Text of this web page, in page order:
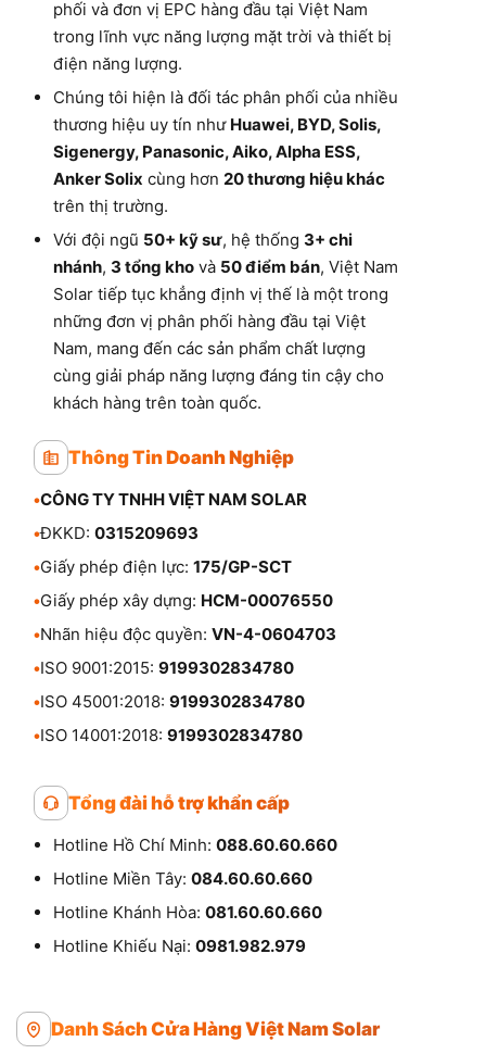
phối và đơn vị EPC hàng đầu tại Việt Nam
trong lĩnh vực năng lượng mặt trời và thiết bị
điện năng lượng.
Chúng tôi hiện là đối tác phân phối của nhiều
thương hiệu uy tín như Huawei, BYD, Solis,
Sigenergy, Panasonic, Aiko, Alpha ESS,
Anker Solix cùng hơn 20 thương hiệu khác
trên thị trường.
Với đội ngũ 50+ kỹ sư, hệ thống 3+ chi
nhánh, 3 tổng kho và 50 điểm bán, Việt Nam
Solar tiếp tục khẳng định vị thế là một trong
những đơn vị phân phối hàng đầu tại Việt
Nam, mang đến các sản phẩm chất lượng
cùng giải pháp năng lượng đáng tin cậy cho
khách hàng trên toàn quốc.
Thông Tin Doanh Nghiệp
•CÔNG TY TNHH VIỆT NAM SOLAR
•ĐKKD: 0315209693
•Giấy phép điện lực: 175/GP-SCT
•Giấy phép xây dựng: HCM-00076550
•Nhãn hiệu độc quyền: VN-4-0604703
•ISO 9001:2015: 9199302834780
•ISO 45001:2018: 9199302834780
•ISO 14001:2018: 9199302834780
Tổng đài hỗ trợ khẩn cấp
Hotline Hồ Chí Minh: 088.60.60.660
Hotline Miền Tây: 084.60.60.660
Hotline Khánh Hòa: 081.60.60.660
Hotline Khiếu Nại: 0981.982.979
Danh Sách Cửa Hàng Việt Nam Solar